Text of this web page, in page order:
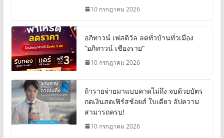
10 กรกฎาคม 2026
อภิทาวน์ เฟสติวัล ลดทั่วบ้านทั่วเมือง
“อภิทาวน์ เชียงราย”
10 กรกฎาคม 2026
ถ้ารายจ่ายมาแบบคาดไม่ถึง จบด้วยบัตร
กดเงินสดเฟิร์สช้อยส์ ใบเดียว อัปความ
สามารถครบ!
10 กรกฎาคม 2026